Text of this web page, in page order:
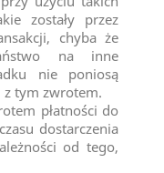
zostały przez
chyba że
na inne
nie poniosą
z tym zwrotem.
płatności do
dostarczenia
od tego,